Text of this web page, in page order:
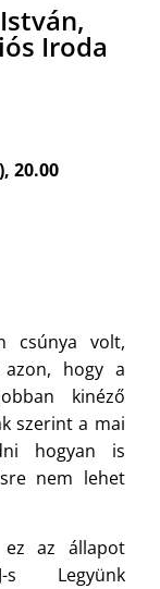
Iroda
20.00
csúnya volt,
hogy a
kinéző
szerint a mai
hogyan is
nem lehet
ez az állapot
Legyünk